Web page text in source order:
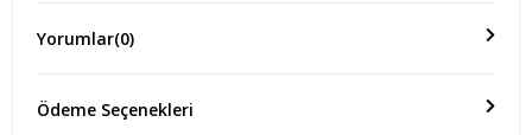
Yorumlar(0)
Ödeme Seçenekleri